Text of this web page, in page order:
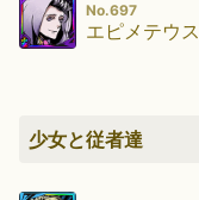
No.697
エピメテウス
少女と従者達